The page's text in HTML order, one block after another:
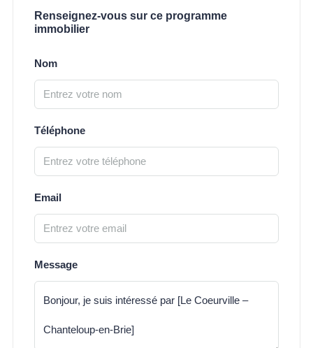
Renseignez-vous sur ce programme
immobilier
Nom
Téléphone
Email
Message